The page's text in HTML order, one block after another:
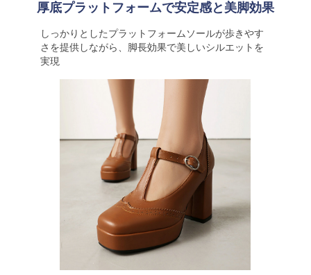
厚底プラットフォームで安定感と美脚効果
しっかりとしたプラットフォームソールが歩きやす
さを提供しながら、脚長効果で美しいシルエットを
実現